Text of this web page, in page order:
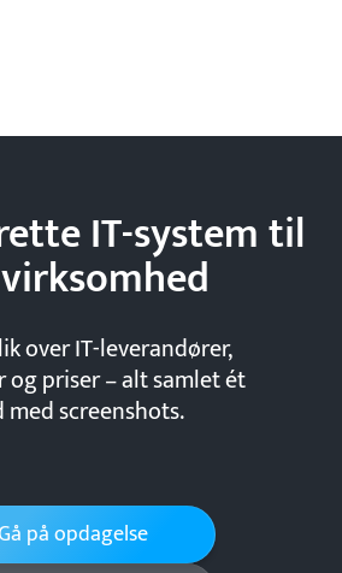
IT-system til
virksomhed
over IT-leverandører,
priser – alt samlet ét
med screenshots.
på opdagelse